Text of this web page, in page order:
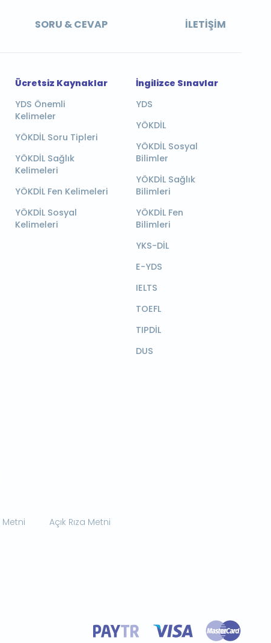
SORU & CEVAP İLETIŞIM
Ücretsiz Kaynaklar
YDS Önemli
Kelimeler
YÖKDİL Soru Tipleri
YÖKDİL Sağlık
Kelimeleri
YÖKDİL Fen Kelimeleri
YÖKDİL Sosyal
Kelimeleri
İngilizce Sınavlar
YDS
YÖKDİL
YÖKDİL Sosyal
Bilimler
YÖKDİL Sağlık
Bilimleri
YÖKDİL Fen
Bilimleri
YKS-DİL
E-YDS
IELTS
TOEFL
TIPDİL
DUS
Açık Rıza Metni